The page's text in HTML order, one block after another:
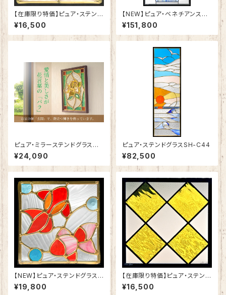
【在庫限り特価】ピュア・ステンド
グラスSH-E-GL65
¥16,500
【NEW】ピュア・ベネチアンステ
ンドグラスSH-VA03
¥151,800
ピュア・ミラーステンドグラス
愛情の「バラ」SH-PS01
¥24,090
ピュア・ステンドグラスSH-C44
¥82,500
【NEW】ピュア・ステンドグラスS
H-D55
¥19,800
【在庫限り特価】ピュア・ステンド
グラスSH-E124
¥16,500